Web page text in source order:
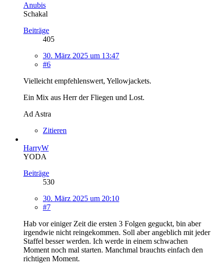
Anubis
Schakal
Beiträge
405
30. März 2025 um 13:47
#6
Vielleicht empfehlenswert, Yellowjackets.
Ein Mix aus Herr der Fliegen und Lost.
Ad Astra
Zitieren
HarryW
YODA
Beiträge
530
30. März 2025 um 20:10
#7
Hab vor einiger Zeit die ersten 3 Folgen geguckt, bin aber
irgendwie nicht reingekommen. Soll aber angeblich mit jeder
Staffel besser werden. Ich werde in einem schwachen
Moment noch mal starten. Manchmal brauchts einfach den
richtigen Moment.